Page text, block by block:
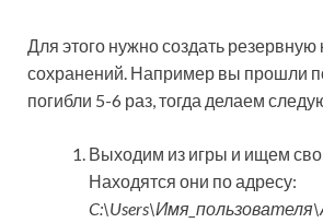
Для этого нужно создать
сохранений. Например вы прошли
погибли 5-6 раз, тогда делаем
Выходим из игры и ищем
Находятся они по адресу: